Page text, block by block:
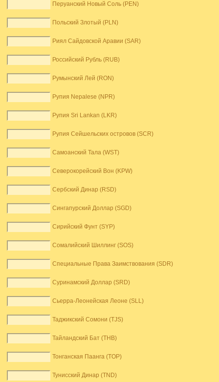
Перуанский Новый Соль (PEN)
Польский Злотый (PLN)
Риял Сайдовской Аравии (SAR)
Российский Рубль (RUB)
Румынский Лей (RON)
Рупия Nepalese (NPR)
Рупия Sri Lankan (LKR)
Рупия Сейшельских островов (SCR)
Самоанский Тала (WST)
Северокорейский Вон (KPW)
Сербский Динар (RSD)
Сингапурский Доллар (SGD)
Сирийский Фунт (SYP)
Сомалийский Шиллинг (SOS)
Специальные Права Заимствования (SDR)
Суринамский Доллар (SRD)
Сьерра-Леонейская Леоне (SLL)
Таджикский Сомони (TJS)
Тайландский Бат (THB)
Тонганская Паанга (TOP)
Тунисский Динар (TND)